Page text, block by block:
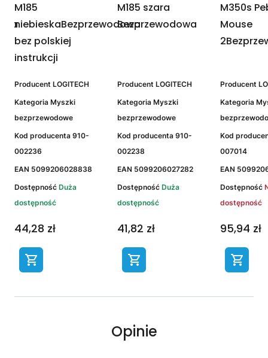
M185
niebieskaBezprzewodowa
bez polskiej
instrukcji
Producent LOGITECH
Kategoria Myszki
bezprzewodowe
Kod producenta 910-
002236
EAN 5099206028838
Dostępność Duża
dostępność
44,28 zł
M185 szara
Bezprzewodowa
Producent LOGITECH
Kategoria Myszki
bezprzewodowe
Kod producenta 910-
002238
EAN 5099206027282
Dostępność Duża
dostępność
41,82 zł
M350s
Mouse
Producent
Kategoria
Kod
007014
EAN
Dostępność
dostępność
95,94 zł
Opinie